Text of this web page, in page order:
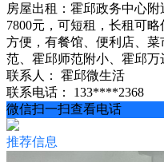
房屋出租：霍邱政务中心
7800元，可短租，长租可
方便，有餐馆、便利店、
范、霍邱师范附小、霍邱
联系人：
霍邱微生活
联系电话：
133****2368
微信扫一扫查看电话
推荐信息